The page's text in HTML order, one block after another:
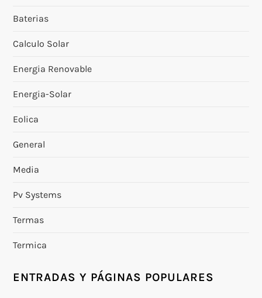
Baterias
Calculo Solar
Energia Renovable
Energia-Solar
Eolica
General
Media
Pv Systems
Termas
Termica
ENTRADAS Y PÁGINAS POPULARES